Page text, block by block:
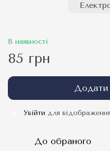
В наявності
85 грн
Увійти для
До обраного